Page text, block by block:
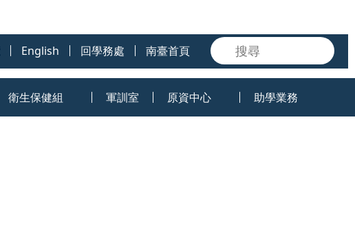
English 回學務處 南臺首頁
衛生保健組 軍訓室 原資中心 助學業務